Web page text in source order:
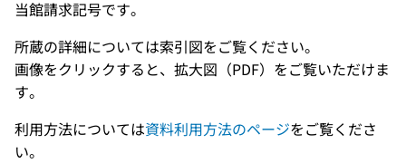
当館請求記号です。
所蔵の詳細については索引図をご覧ください。
画像をクリックすると、拡大図（PDF）をご覧いただけま
す。
利用方法については資料利用方法のページをご覧くださ
い。